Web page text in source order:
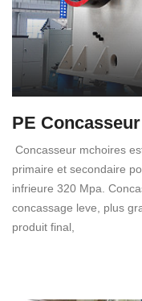
PE
Concasseur mchoires
primaire et secondaire
infrieure 320 Mpa.
concassage leve, plus
produit final,